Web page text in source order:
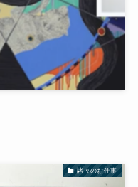
諸々のお仕事